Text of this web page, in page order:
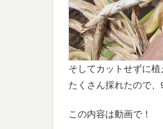
そしてカットせずに
たくさん採れたので、
この内容は動画で！